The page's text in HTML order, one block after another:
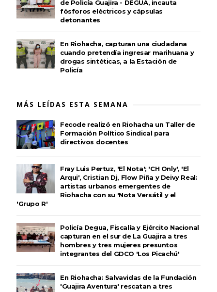
de Policía Guajira - DEGUA, incauta
fósforos eléctricos y cápsulas
detonantes
En Riohacha, capturan una ciudadana
cuando pretendía ingresar marihuana y
drogas sintéticas, a la Estación de
Policía
MÁS LEÍDAS ESTA SEMANA
Fecode realizó en Riohacha un Taller de
Formación Político Sindical para
directivos docentes
Fray Luis Pertuz, 'El Nota'; 'CH Only', 'El
Arqui', Cristian Dj, Flow Piña y Deivy Real:
artistas urbanos emergentes de
Riohacha con su 'Nota Versátil y el
'Grupo R'
Policía Degua, Fiscalía y Ejército Nacional
capturan en el sur de La Guajira a tres
hombres y tres mujeres presuntos
integrantes del GDCO 'Los Picachú'
En Riohacha: Salvavidas de la Fundación
'Guajira Aventura' rescatan a tres